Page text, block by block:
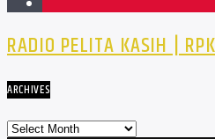
RADIO PELITA KASIH |
ARCHIVES
Archives